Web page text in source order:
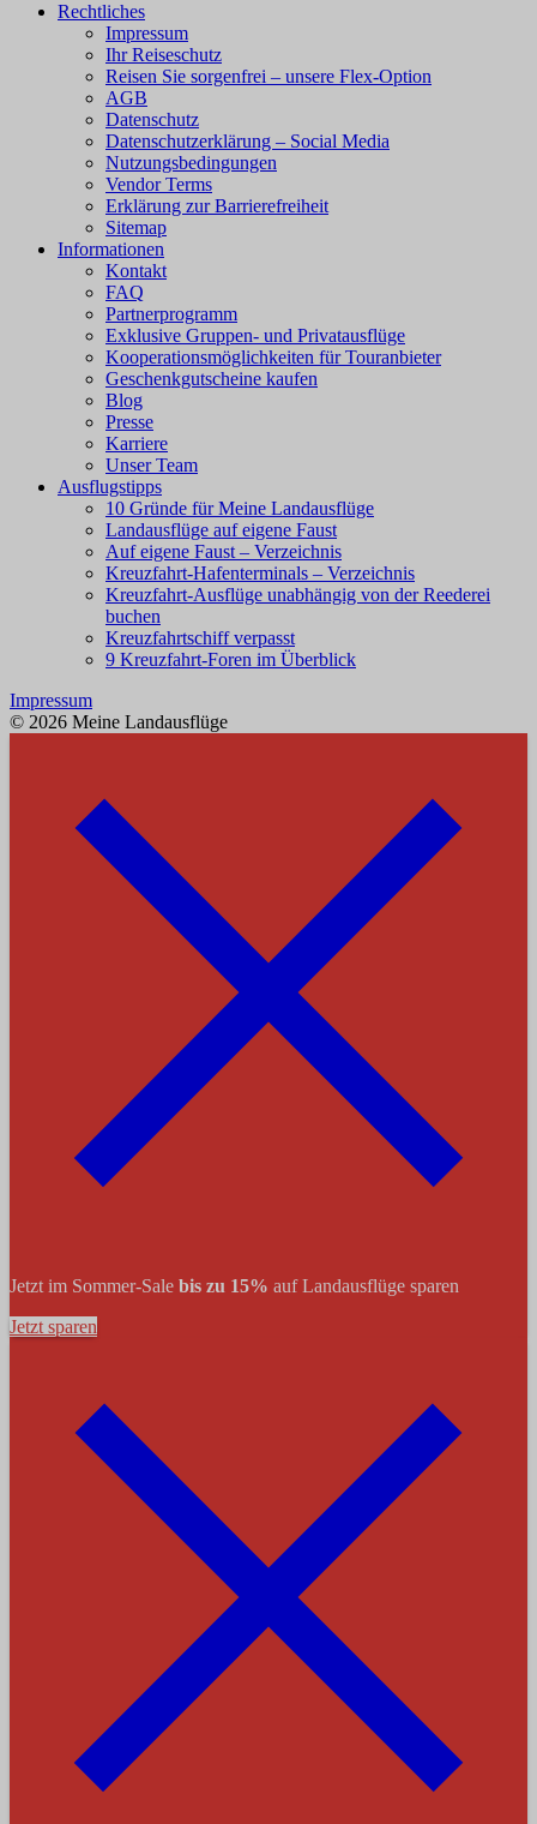
Rechtliches
Impressum
Ihr Reiseschutz
Reisen Sie sorgenfrei – unsere Flex-Option
AGB
Datenschutz
Datenschutzerklärung – Social Media
Nutzungsbedingungen
Vendor Terms
Erklärung zur Barrierefreiheit
Sitemap
Informationen
Kontakt
FAQ
Partnerprogramm
Exklusive Gruppen- und Privatausflüge
Kooperationsmöglichkeiten für Touranbieter
Geschenkgutscheine kaufen
Blog
Presse
Karriere
Unser Team
Ausflugstipps
10 Gründe für Meine Landausflüge
Landausflüge auf eigene Faust
Auf eigene Faust – Verzeichnis
Kreuzfahrt-Hafenterminals – Verzeichnis
Kreuzfahrt-Ausflüge unabhängig von der Reederei
buchen
Kreuzfahrtschiff verpasst
9 Kreuzfahrt-Foren im Überblick
Impressum
© 2026 Meine Landausflüge
Jetzt im Sommer-Sale bis zu 15% auf Landausflüge sparen
Jetzt sparen